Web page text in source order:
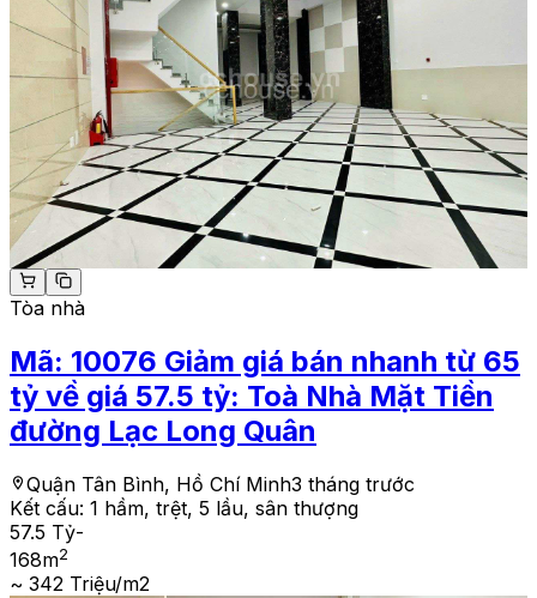
Tòa nhà
Mã: 10076 Giảm giá bán nhanh từ 65
tỷ về giá 57.5 tỷ: Toà Nhà Mặt Tiền
đường Lạc Long Quân
Quận Tân Bình, Hồ Chí Minh3 tháng trước
Kết cấu: 1 hầm, trệt, 5 lầu, sân thượng
57.5 Tỷ-
168m2
~ 342 Triệu/m2